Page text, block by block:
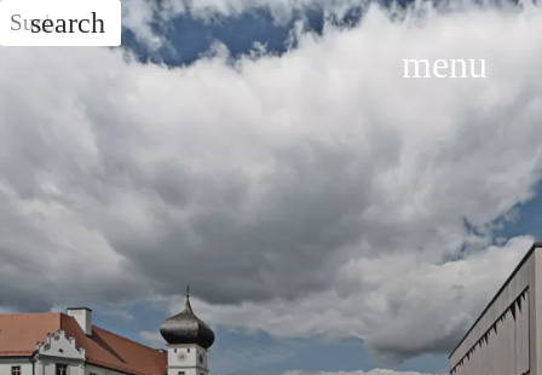
Suche z.B. nachHotel...
search
menu